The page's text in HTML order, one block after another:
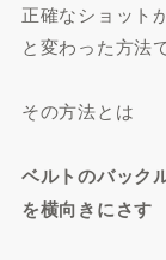
正確なショット
と変わった方法
その方法とは
ベルトのバック
を横向きにさす